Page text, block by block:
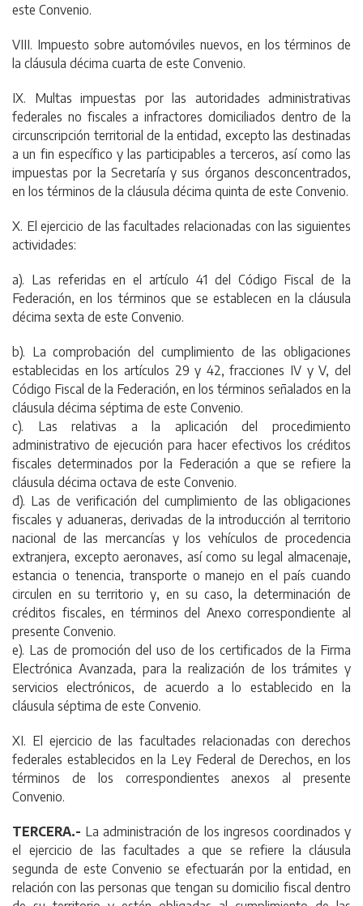
este Convenio.
VIII. Impuesto sobre automóviles nuevos, en los términos de
la cláusula décima cuarta de este Convenio.
IX. Multas impuestas por las autoridades administrativas
federales no fiscales a infractores domiciliados dentro de la
circunscripción territorial de la entidad, excepto las destinadas
a un fin específico y las participables a terceros, así como las
impuestas por la Secretaría y sus órganos desconcentrados,
en los términos de la cláusula décima quinta de este Convenio.
X. El ejercicio de las facultades relacionadas con las siguientes
actividades:
a). Las referidas en el artículo 41 del Código Fiscal de la
Federación, en los términos que se establecen en la cláusula
décima sexta de este Convenio.
b). La comprobación del cumplimiento de las obligaciones
establecidas en los artículos 29 y 42, fracciones IV y V, del
Código Fiscal de la Federación, en los términos señalados en la
cláusula décima séptima de este Convenio.
c). Las relativas a la aplicación del procedimiento
administrativo de ejecución para hacer efectivos los créditos
fiscales determinados por la Federación a que se refiere la
cláusula décima octava de este Convenio.
d). Las de verificación del cumplimiento de las obligaciones
fiscales y aduaneras, derivadas de la introducción al territorio
nacional de las mercancías y los vehículos de procedencia
extranjera, excepto aeronaves, así como su legal almacenaje,
estancia o tenencia, transporte o manejo en el país cuando
circulen en su territorio y, en su caso, la determinación de
créditos fiscales, en términos del Anexo correspondiente al
presente Convenio.
e). Las de promoción del uso de los certificados de la Firma
Electrónica Avanzada, para la realización de los trámites y
servicios electrónicos, de acuerdo a lo establecido en la
cláusula séptima de este Convenio.
XI. El ejercicio de las facultades relacionadas con derechos
federales establecidos en la Ley Federal de Derechos, en los
términos de los correspondientes anexos al presente
Convenio.
TERCERA.- La administración de los ingresos coordinados y
el ejercicio de las facultades a que se refiere la cláusula
segunda de este Convenio se efectuarán por la entidad, en
relación con las personas que tengan su domicilio fiscal dentro